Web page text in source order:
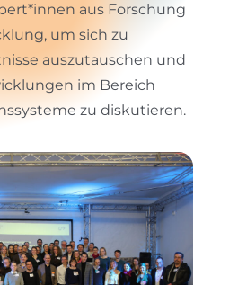
aus Forschung
um sich zu
auszutauschen und
im Bereich
zu diskutieren.